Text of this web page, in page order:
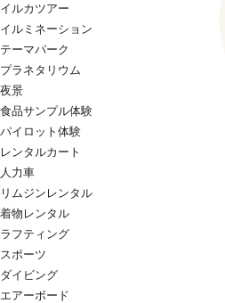
イルカツアー
イルミネーション
テーマパーク
プラネタリウム
夜景
食品サンプル体験
パイロット体験
レンタルカート
人力車
リムジンレンタル
着物レンタル
ラフティング
スポーツ
ダイビング
エアーボード